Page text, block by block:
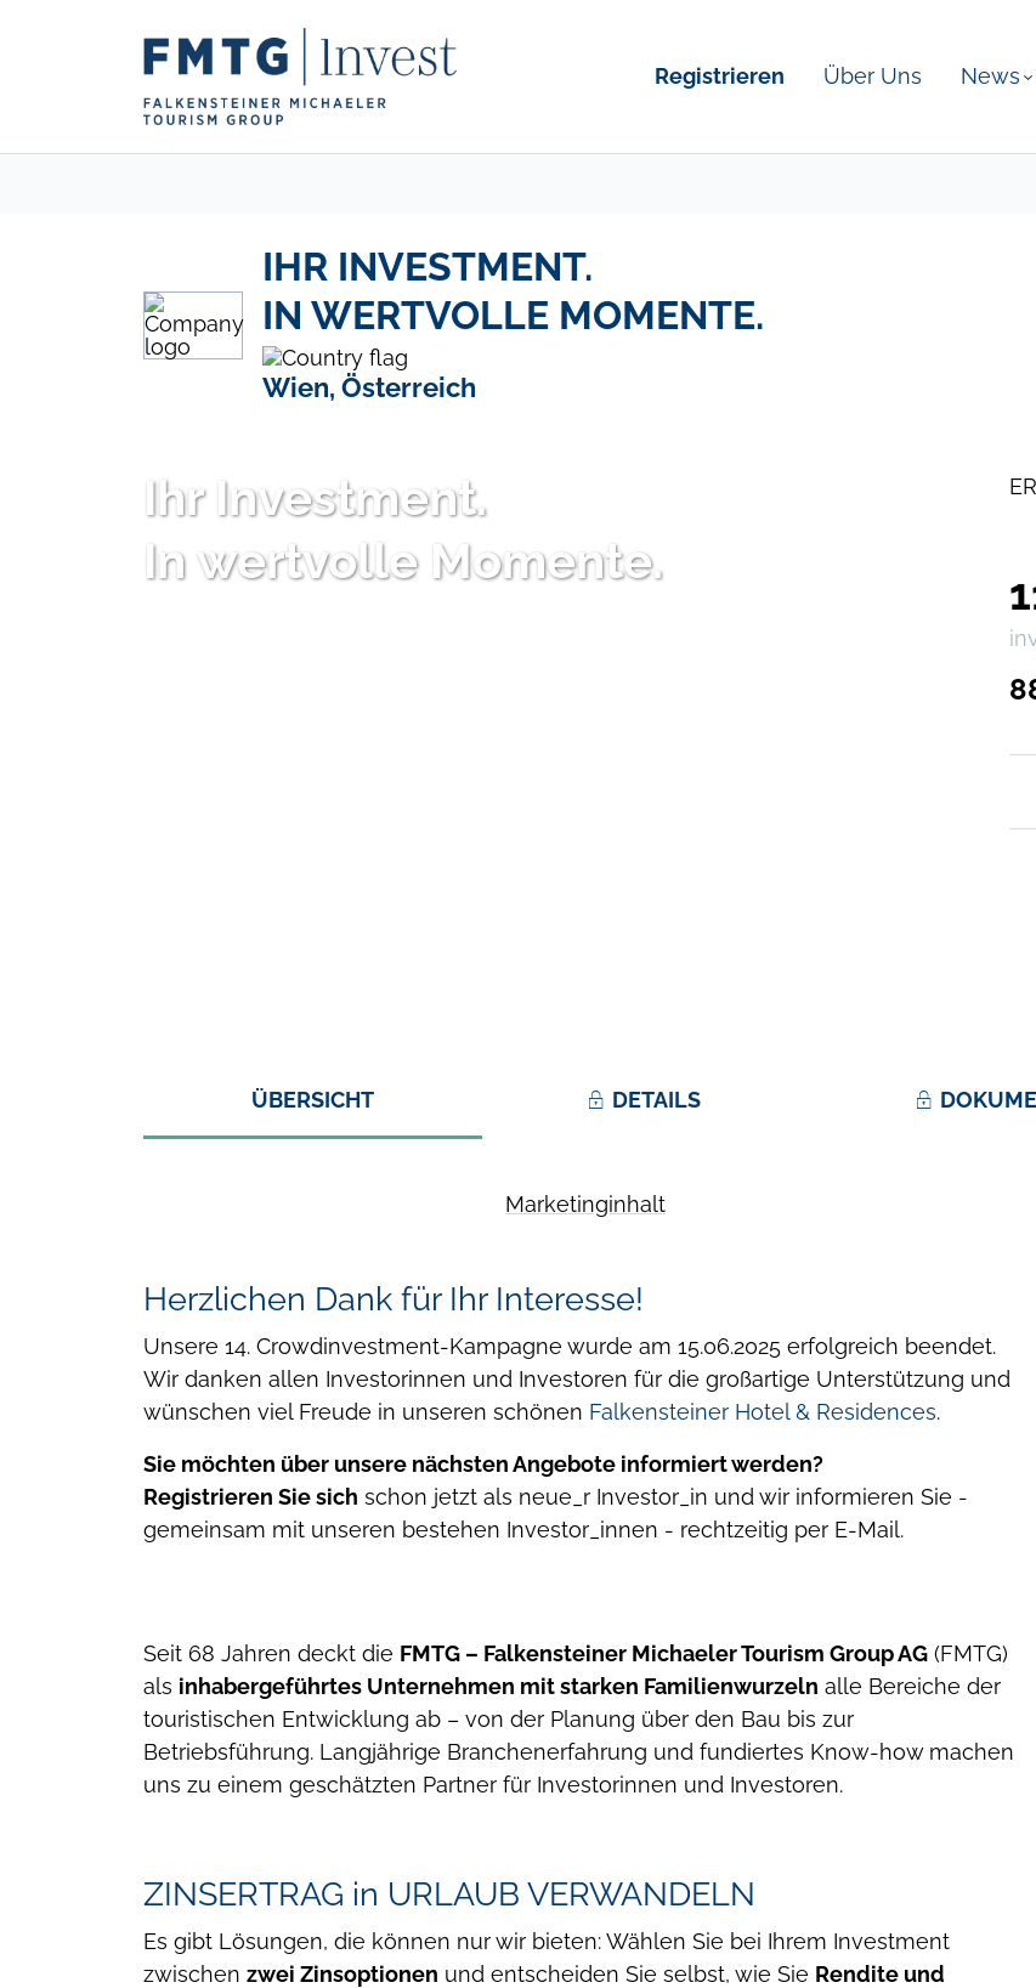
Registrieren Über Uns News
IHR INVESTMENT.
IN WERTVOLLE MOMENTE.
Wien, Österreich
Ihr Investment.
In wertvolle Momente.
ÜBERSICHT DETAILS
Marketinginhalt
Herzlichen Dank für Ihr Interesse!
Unsere 14. Crowdinvestment-Kampagne wurde am 15.06.2025 erfolgreich beendet.
Wir danken allen Investorinnen und Investoren für die großartige Unterstützung und
wünschen viel Freude in unseren schönen Falkensteiner Hotel & Residences.
Sie möchten über unsere nächsten Angebote informiert werden?
Registrieren Sie sich schon jetzt als neue_r Investor_in und wir informieren Sie -
gemeinsam mit unseren bestehen Investor_innen - rechtzeitig per E-Mail.
Seit 68 Jahren deckt die FMTG – Falkensteiner Michaeler Tourism Group AG (FMTG)
als inhabergeführtes Unternehmen mit starken Familienwurzeln alle Bereiche der
touristischen Entwicklung ab – von der Planung über den Bau bis zur
Betriebsführung. Langjährige Branchenerfahrung und fundiertes Know-how machen
uns zu einem geschätzten Partner für Investorinnen und Investoren.
ZINSERTRAG in URLAUB VERWANDELN
Es gibt Lösungen, die können nur wir bieten: Wählen Sie bei Ihrem Investment
zwischen zwei Zinsoptionen und entscheiden Sie selbst, wie Sie Rendite und